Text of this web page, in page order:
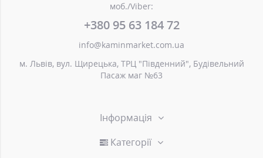
моб./Viber:
+380 95 63 184 72
info@kaminmarket.com.ua
м. Львів, вул. Щирецька, ТРЦ "Південний", Будівельний
Пасаж маг №63
Інформація
Категорії